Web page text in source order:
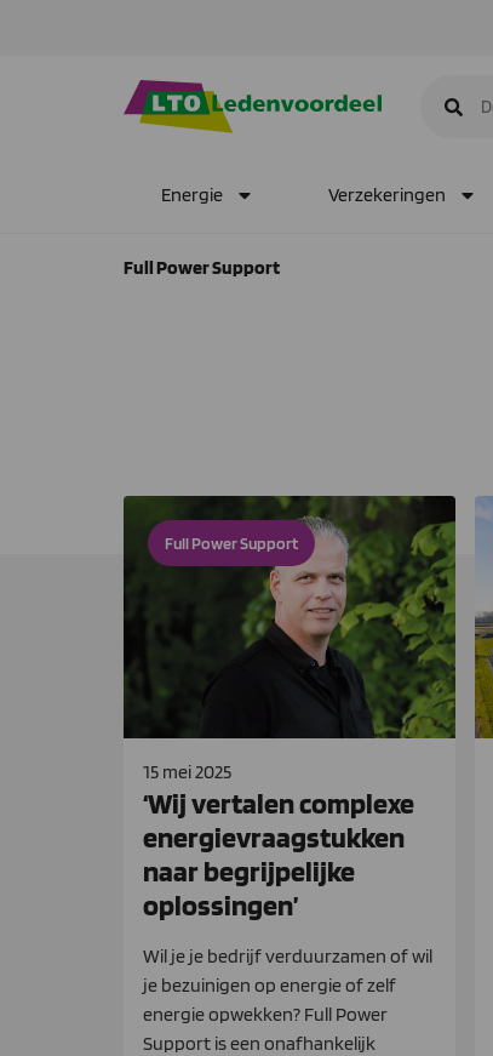
Energie Verzekeringen
Full Power Support
Full Power Support
15 mei 2025
‘Wij vertalen complexe
energievraagstukken
naar begrijpelijke
oplossingen’
Wil je je bedrijf verduurzamen of wil
je bezuinigen op energie of zelf
energie opwekken? Full Power
Support is een onafhankelijk